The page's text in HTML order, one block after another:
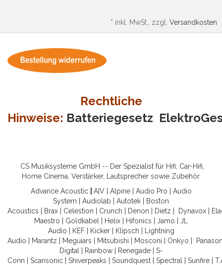
* inkl. MwSt., zzgl. Versandkosten
Rechtliche
Hinweise: Batteriegesetz
CS Musiksysteme GmbH -- Der Spezialist für Hifi, Car-Hifi,
Home Cinema, Verstärker, Lautsprecher sowie Zubehör.
Advance Acoustic
AIV| Alpine| Audio Pro
Audio
System
Audiolab Autotek
Boston
Acoustics
Brax Celestion Crunch Denon Dietz Dynavox
Maestro
Goldkabel Helix Hifonics Jamo
JL
Audio
KEF| Kicker| Klipsch
Lightning
Audio
Marantz Meguiars Mitsubishi Mosconi Onkyo
Digital
Rainbow| Renegade| S-
Conn
Scansonic Shiverpeaks Soundquest Spectral Sunfire